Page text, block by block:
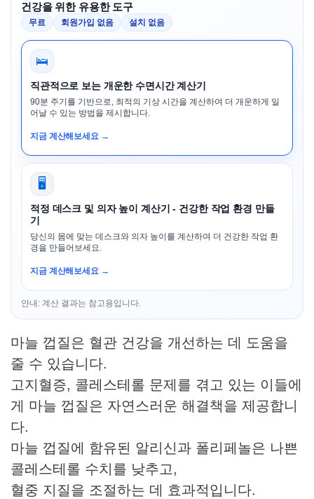
건강을 위한 유용한 도구
무료 회원가입 없음 설치 없음
🛌
직관적으로 보는 개운한 수면시간 계산기
90분 주기를 기반으로, 최적의 기상 시간을 계산하여 더 개운하게 일
어날 수 있는 방법을 제시합니다.
지금 계산해보세요 →
🖥️
적정 데스크 및 의자 높이 계산기 - 건강한 작업 환경 만들
기
당신의 몸에 맞는 데스크와 의자 높이를 계산하여 더 건강한 작업 환
경을 만들어보세요.
지금 계산해보세요 →
안내: 계산 결과는 참고용입니다.
마늘 껍질은 혈관 건강을 개선하는 데 도움을
줄 수 있습니다.
고지혈증, 콜레스테롤 문제를 겪고 있는 이들에
게 마늘 껍질은 자연스러운 해결책을 제공합니
다.
마늘 껍질에 함유된 알리신과 폴리페놀은 나쁜
콜레스테롤 수치를 낮추고,
혈중 지질을 조절하는 데 효과적입니다.